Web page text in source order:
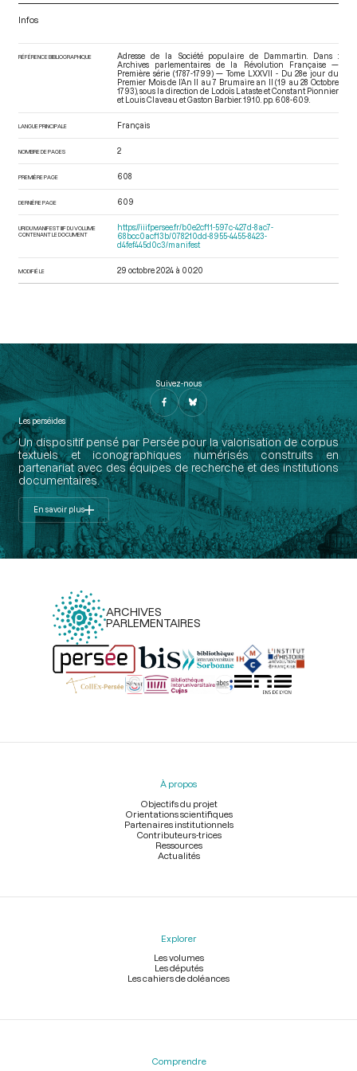
Infos
RÉFÉRENCE BIBLIOGRAPHIQUE
Adresse de la Société populaire de Dammartin. Dans :
Archives parlementaires de la Révolution Française —
Première série (1787-1799) — Tome LXXVII - Du 28e jour du
Premier Mois de l’An II au 7 Brumaire an II (19 au 28 Octobre
1793) , sous la direction de Lodoïs Lataste et Constant Pionnier
et Louis Claveau et Gaston Barbier. 1910. pp. 608-609.
LANGUE PRINCIPALE Français
NOMBRE DE PAGES 2
PREMIÈRE PAGE 608
DERNIÈRE PAGE 609
URI DU MANIFEST IIIF DU VOLUME
CONTENANT LE DOCUMENT
https://iiif.persee.fr/b0e2cf11-597c-427d-8ac7-
68bcc0acf13b/078210dd-8955-4455-8423-
d4fef445d0c3/manifest
MODIFIÉ LE 29 octobre 2024 à 00:20
Suivez-nous
Les perséides
Un dispositif pensé par Persée pour la valorisation de corpus
textuels et iconographiques numérisés construits en
partenariat avec des équipes de recherche et des institutions
documentaires.
En savoir plus
ARCHIVES
PARLEMENTAIRES
Menu
À propos
Objectifs du projet
Orientations scientifiques
Partenaires institutionnels
Contributeurs-trices
Ressources
Actualités
Explorer
Les volumes
Les députés
Les cahiers de doléances
Comprendre